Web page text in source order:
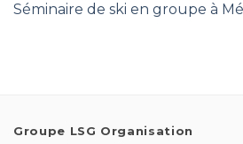
Séminaire de ski en groupe à
Groupe LSG Organisation